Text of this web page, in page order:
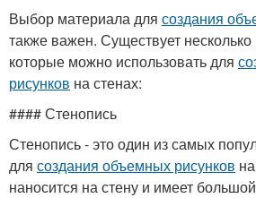
Выбор материала для создания
также важен. Существует
которые можно использовать для
рисунков на стенах:
#### Стенопись
Стенопись - это один из самых
для создания объемных рисунков
наносится на стену и имеет